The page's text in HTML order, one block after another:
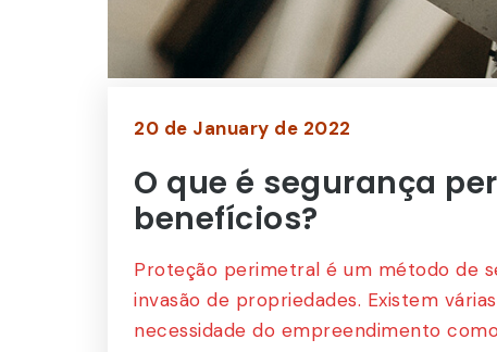
20 de January de 2022
O que é segurança
benefícios?
Proteção perimetral é um método de
invasão de propriedades. Existem
necessidade do empreendimento
Walmart
Cliente